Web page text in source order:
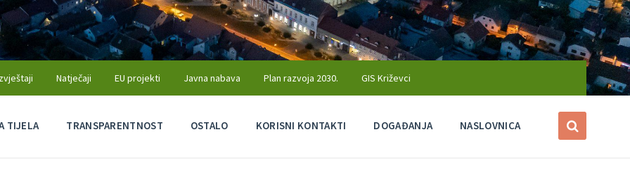
Natječaji EU projekti Javna nabava Plan razvoja 2030. GIS Križevci
TIJELA TRANSPARENTNOST OSTALO KORISNI KONTAKTI DOGAĐANJA NASLOVNICA